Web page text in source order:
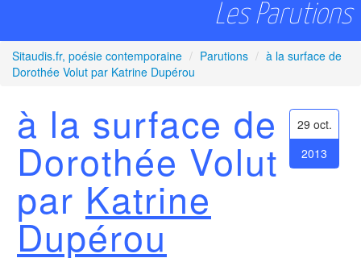
Prescriptions
Les Parutions
Sitaudis.fr, poésie contemporaine / Parutions / à la surface de
Dorothée Volut par Katrine Dupérou
29 oct.
2013
à la surface de
Dorothée Volut
par Katrine
Dupérou